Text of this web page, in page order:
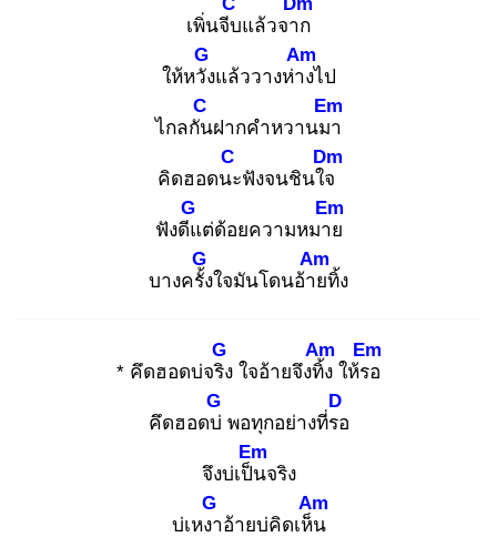
เพิ่นจีบแล้วจาก
ให้หวัง
G
แล้ววางห่าง
Am
ไป
ไกลกัน
C
ฝากคำหวานมา
Em
คิดฮอดนะ
C
ฟังจนชินใจ
Dm
ฟังดีแ
G
ต่ด้อยความหมาย
Em
บางครั้ง
G
ใจมันโดนอ้าย
Am
ทิ้ง
* คึดฮอดบ่จริง
G
ใจอ้ายจึงทิ้ง
Am
ให้รอ
Em
คึดฮอดบ่
G
พอทุกอย่างที่รอ
D
จึงบ่เป็น
Em
จริง
บ่เหงา
G
อ้ายบ่คิดเห็น
Am